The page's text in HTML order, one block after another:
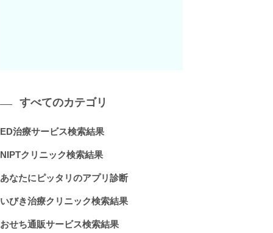
すべてのカテゴリ
ED治療サービス検索結果
NIPTクリニック検索結果
あなたにピッタリのアプリ診断
いびき治療クリニック検索結果
おせち通販サービス検索結果